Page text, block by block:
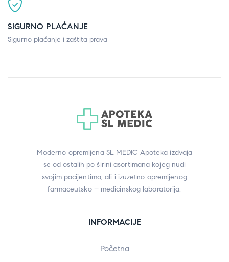
SIGURNO PLAĆANJE
Sigurno plaćanje i zaštita prava
Moderno opremljena SL MEDIC Apoteka izdvaja
se od ostalih po širini asortimana kojeg nudi
svojim pacijentima, ali i izuzetno opremljenog
farmaceutsko – medicinskog laboratorija.
INFORMACIJE
Početna